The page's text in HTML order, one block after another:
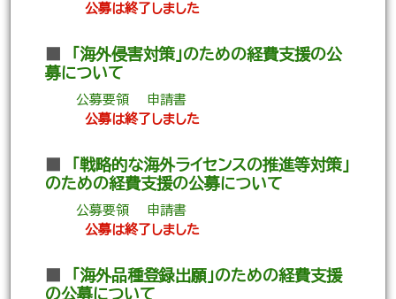
公募は終了しました
「海外侵害対策」のための経費支援の公
募について
公募要領
申請書
公募は終了しました
「戦略的な海外ライセンスの推進等対策」
のための経費支援の公募について
公募要領
申請書
公募は終了しました
「海外品種登録出願」のための経費支援
の公募について